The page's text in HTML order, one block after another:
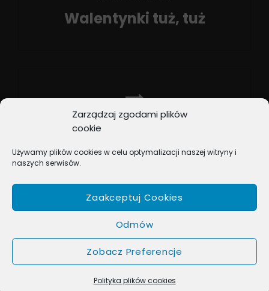
Zarządzaj zgodami plików
cookie
Używamy plików cookies w celu optymalizacji naszej witryny i
naszych serwisów.
Zaakceptuj Cookies
Odmów
Zobacz Preferencje
Polityka plików cookies
Walentynki tuż, tuż
NEXT POST
szaleństwo
COPYRIGHT © 2026BOX MUSIC. ALL RIGHTS RESERVED.